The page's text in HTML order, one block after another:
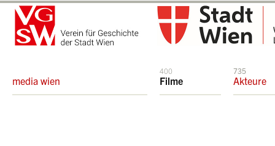
media wien
400
Filme
735
Akteure